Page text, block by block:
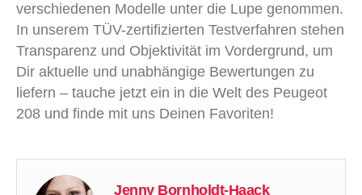
verschiedenen Modelle unter die Lupe genommen.
In unserem TÜV-zertifizierten Testverfahren stehen
Transparenz und Objektivität im Vordergrund, um
Dir aktuelle und unabhängige Bewertungen zu
liefern – tauche jetzt ein in die Welt des Peugeot
208 und finde mit uns Deinen Favoriten!
Jenny Bornholdt-Haack